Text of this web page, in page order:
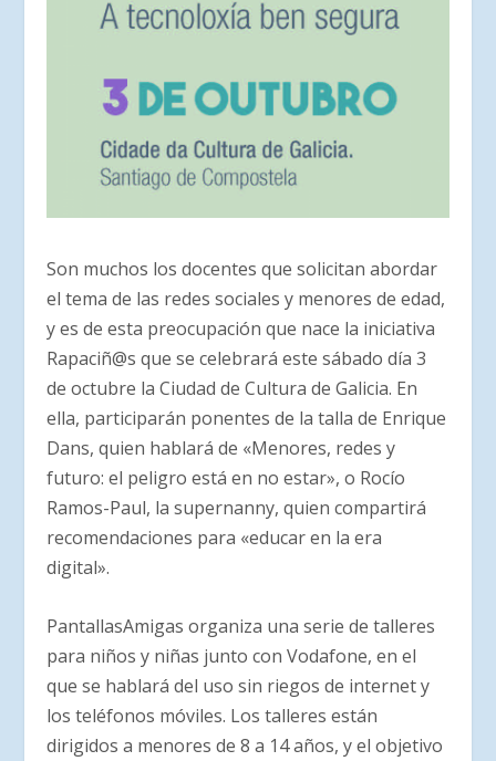
Son muchos los docentes que solicitan abordar
el tema de las redes sociales y menores de edad,
y es de esta preocupación que nace la iniciativa
Rapaciñ@s que se celebrará este sábado día 3
de octubre la Ciudad de Cultura de Galicia. En
ella, participarán ponentes de la talla de Enrique
Dans, quien hablará de «Menores, redes y
futuro: el peligro está en no estar», o Rocío
Ramos-Paul, la supernanny, quien compartirá
recomendaciones para «educar en la era
digital».
PantallasAmigas organiza una serie de talleres
para niños y niñas junto con Vodafone, en el
que se hablará del uso sin riegos de internet y
los teléfonos móviles. Los talleres están
dirigidos a menores de 8 a 14 años, y el objetivo